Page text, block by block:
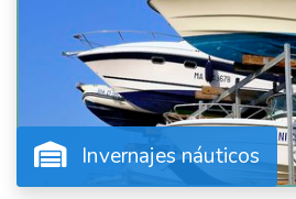
Invernajes náuticos